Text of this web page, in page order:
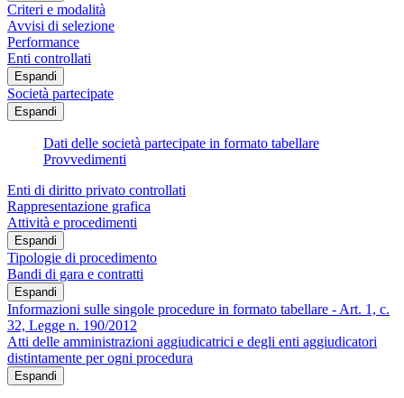
Criteri e modalità
Avvisi di selezione
Performance
Enti controllati
Espandi
Società partecipate
Espandi
Dati delle società partecipate in formato tabellare
Provvedimenti
Enti di diritto privato controllati
Rappresentazione grafica
Attività e procedimenti
Espandi
Tipologie di procedimento
Bandi di gara e contratti
Espandi
Informazioni sulle singole procedure in formato tabellare - Art. 1, c.
32, Legge n. 190/2012
Atti delle amministrazioni aggiudicatrici e degli enti aggiudicatori
distintamente per ogni procedura
Espandi